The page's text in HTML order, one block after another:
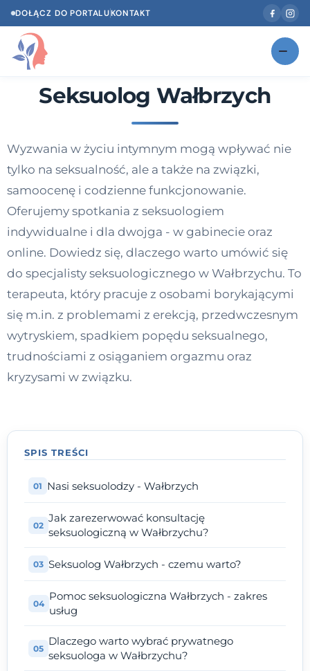
DOŁĄCZ DO PORTALUKONTAKT
Znajdź swojego specjalistęNOWOŚĆ
Według specjalizacji
Diagnozy psychologiczne
Testy psychologiczne
Dawka wiedzy
Dla specjalistów
Kontakt
Dołącz do portalu
Seksuolog Wałbrzych
Wyzwania w życiu intymnym mogą wpływać nie
tylko na seksualność, ale a także na związki,
samoocenę i codzienne funkcjonowanie.
Oferujemy spotkania z seksuologiem
indywidualne i dla dwojga - w gabinecie oraz
online. Dowiedz się, dlaczego warto umówić się
do specjalisty seksuologicznego w Wałbrzychu. To
terapeuta, który pracuje z osobami borykającymi
się m.in. z problemami z erekcją, przedwczesnym
wytryskiem, spadkiem popędu seksualnego,
trudnościami z osiąganiem orgazmu oraz
kryzysami w związku.
SPIS TREŚCI
Nasi seksuolodzy - Wałbrzych
Jak zarezerwować konsultację
seksuologiczną w Wałbrzychu?
Seksuolog Wałbrzych - czemu warto?
Pomoc seksuologiczna Wałbrzych - zakres
usług
Dlaczego warto wybrać prywatnego
seksuologa w Wałbrzychu?